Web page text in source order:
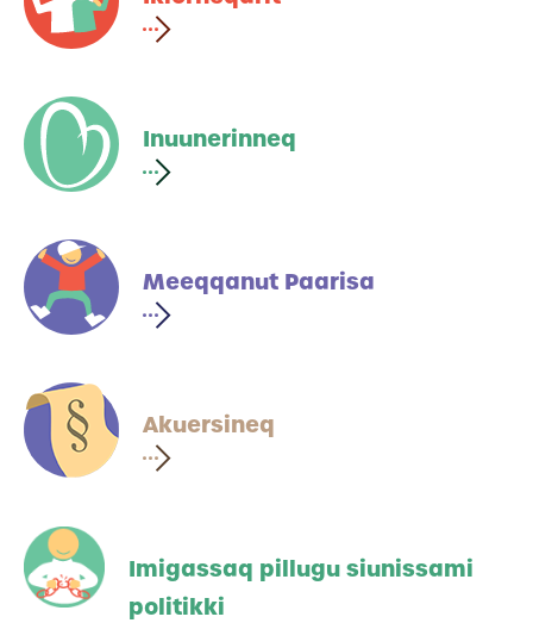
Inuunerinneq
Meeqqanut Paarisa
Akuersineq
Imigassaq pillugu siunissami
politikki